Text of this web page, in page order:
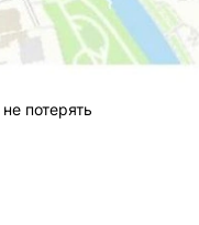
потерять